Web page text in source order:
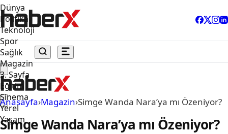
Dünya
Politika
Teknoloji
Spor
Sağlık
Magazin
3. Sayfa
Eğitim
Sinema
Yerel
Yaşam
Anasayfa›Magazin›Simge Wanda Nara’ya mı Özeniyor?
Simge Wanda Nara’ya mı Özeniyor?